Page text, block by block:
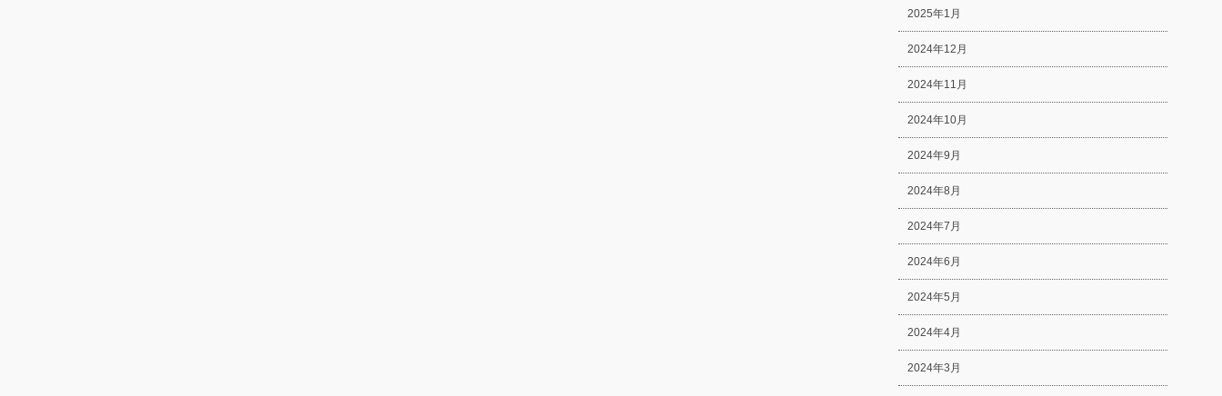
2025年1月
2024年12月
2024年11月
2024年10月
2024年9月
2024年8月
2024年7月
2024年6月
2024年5月
2024年4月
2024年3月